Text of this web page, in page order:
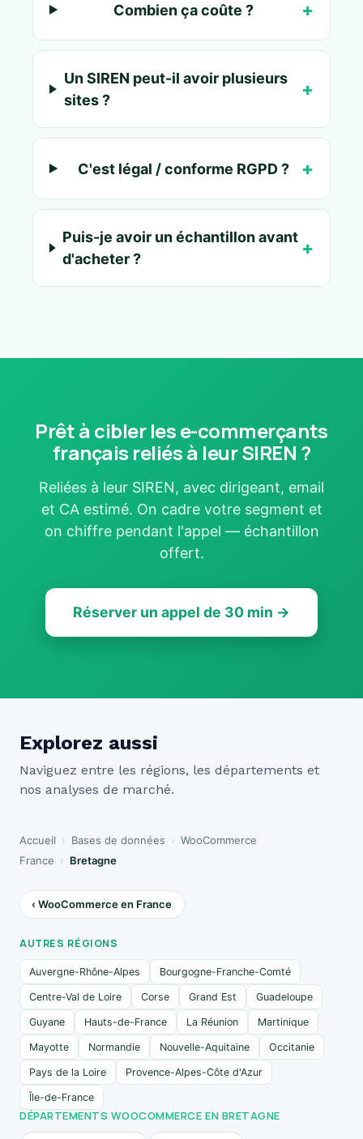
Combien ça coûte ?
Un SIREN peut-il avoir plusieurs
sites ?
C'est légal / conforme RGPD ?
Puis-je avoir un échantillon avant
d'acheter ?
Prêt à cibler les e-commerçants
français reliés à leur SIREN ?
Reliées à leur SIREN, avec dirigeant, email
et CA estimé. On cadre votre segment et
on chiffre pendant l'appel — échantillon
offert.
Réserver un appel de 30 min →
Explorez aussi
Naviguez entre les régions, les départements et
nos analyses de marché.
Accueil › Bases de données › WooCommerce
France › Bretagne
‹ WooCommerce en France
AUTRES RÉGIONS
Auvergne-Rhône-Alpes Bourgogne-Franche-Comté
Centre-Val de Loire Corse Grand Est Guadeloupe
Guyane Hauts-de-France La Réunion Martinique
Mayotte Normandie Nouvelle-Aquitaine Occitanie
Pays de la Loire Provence-Alpes-Côte d'Azur
Île-de-France
DÉPARTEMENTS WOOCOMMERCE EN BRETAGNE